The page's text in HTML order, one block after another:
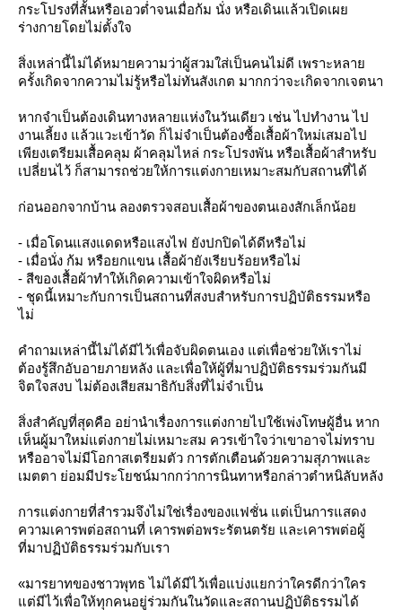
กระโปรงที่สั้นหรือเอวต่ำจนเมื่อก้ม นั่ง หรือเดินแล้วเปิดเผ
ร่างกายโดยไม่ตั้งใจ
สิ่งเหล่านี้ไม่ได้หมายความว่าผู้สวมใส่เป็นคนไม่ดี เพราะหลา
ครั้งเกิดจากความไม่รู้หรือไม่ทันสังเกต มากกว่าจะเกิดจากเจตนา
หากจำเป็นต้องเดินทางหลายแห่งในวันเดียว เช่น ไปทำงาน ไป
งานเลี้ยง แล้วแวะเข้าวัด ก็ไม่จำเป็นต้องซื้อเสื้อผ้าใหม่เสมอไป
เพียงเตรียมเสื้อคลุม ผ้าคลุมไหล่ กระโปรงพัน หรือเสื้อผ้าสำหรับ
เปลี่ยนไว้ ก็สามารถช่วยให้การแต่งกายเหมาะสมกับสถานที่ได้
ก่อนออกจากบ้าน ลองตรวจสอบเสื้อผ้าของตนเองสักเล็กน้อ
- เมื่อโดนแสงแดดหรือแสงไฟ ยังปกปิดได้ดีหรือไม่
- เมื่อนั่ง ก้ม หรือยกแขน เสื้อผ้ายังเรียบร้อยหรือไม่
- สีของเสื้อผ้าทำให้เกิดความเข้าใจผิดหรือไม่
- ชุดนี้เหมาะกับการเป็นสถานที่สงบสำหรับการปฏิบัติธรรมหรือ
ไม่
คำถามเหล่านี้ไม่ได้มีไว้เพื่อจับผิดตนเอง แต่เพื่อช่วยให้เราไม่
ต้องรู้สึกอับอายภายหลัง และเพื่อให้ผู้ที่มาปฏิบัติธรรมร่วมกันมี
จิตใจสงบ ไม่ต้องเสียสมาธิกับสิ่งที่ไม่จำเป็น
สิ่งสำคัญที่สุดคือ อย่านำเรื่องการแต่งกายไปใช้เพ่งโทษผู้อื่น หาก
เห็นผู้มาใหม่แต่งกายไม่เหมาะสม ควรเข้าใจว่าเขาอาจไม่ทราบ
หรืออาจไม่มีโอกาสเตรียมตัว การตักเตือนด้วยความสุภาพและ
เมตตา ย่อมมีประโยชน์มากกว่าการนินทาหรือกล่าวตำหนิลับหลัง
การแต่งกายที่สำรวมจึงไม่ใช่เรื่องของแฟชั่น แต่เป็นการแสดง
ความเคารพต่อสถานที่ เคารพต่อพระรัตนตรัย และเคารพต่อผู้
ที่มาปฏิบัติธรรมร่วมกับเรา
«มารยาทของชาวพุทธ ไม่ได้มีไว้เพื่อแบ่งแยกว่าใครดีกว่าใคร
ต่มีไว้เพื่อให้ทุกคนอยู่ร่วมกันในวัดและสถานปฏิบัติธรรมได้